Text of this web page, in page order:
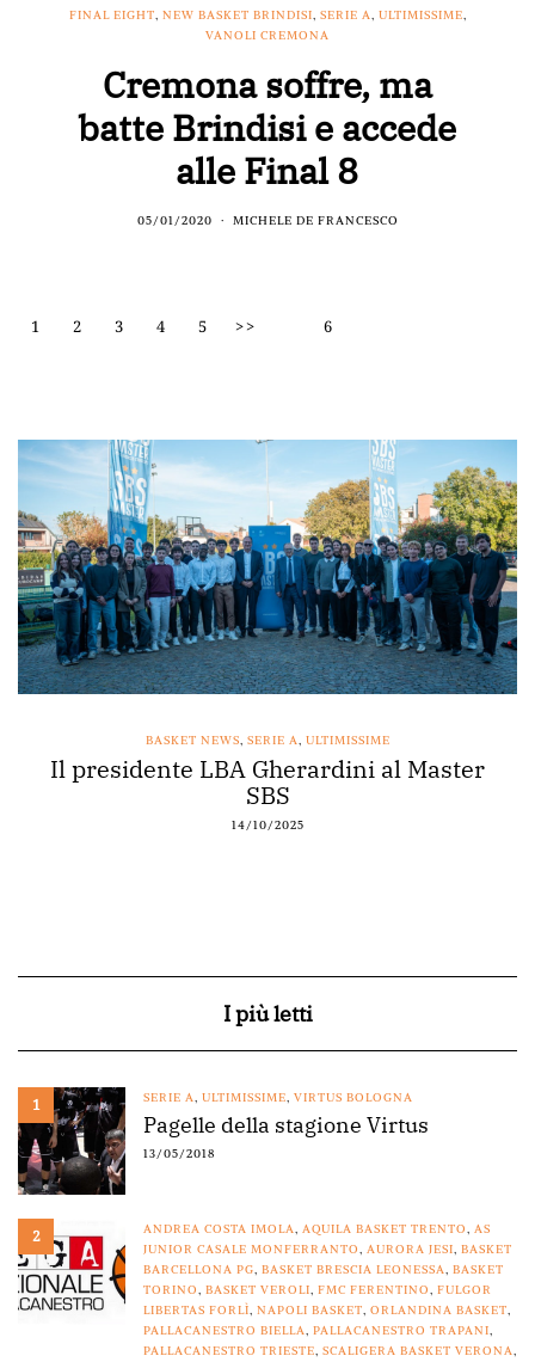
FINAL EIGHT, NEW BASKET BRINDISI, SERIE A, ULTIMISSIME,
VANOLI CREMONA
Cremona soffre, ma
batte Brindisi e accede
alle Final 8
05/01/2020 MICHELE DE FRANCESCO
1 2 3 4 5 >> 6
al Master
BASKET NEWS
Acqua Vera main
I più letti
1 SERIE A, ULTIMISSIME, VIRTUS BOLOGNA
Pagelle della stagione Virtus
13/05/2018
2 ANDREA COSTA IMOLA, AQUILA BASKET TRENTO, AS
JUNIOR CASALE MONFERRANTO, AURORA JESI, BASKET
BARCELLONA PG, BASKET BRESCIA LEONESSA, BASKET
TORINO, BASKET VEROLI, FMC FERENTINO, FULGOR
LIBERTAS FORLÌ, NAPOLI BASKET, ORLANDINA BASKET,
PALLACANESTRO BIELLA, PALLACANESTRO TRAPANI,
PALLACANESTRO TRIESTE, SCALIGERA BASKET VERONA,